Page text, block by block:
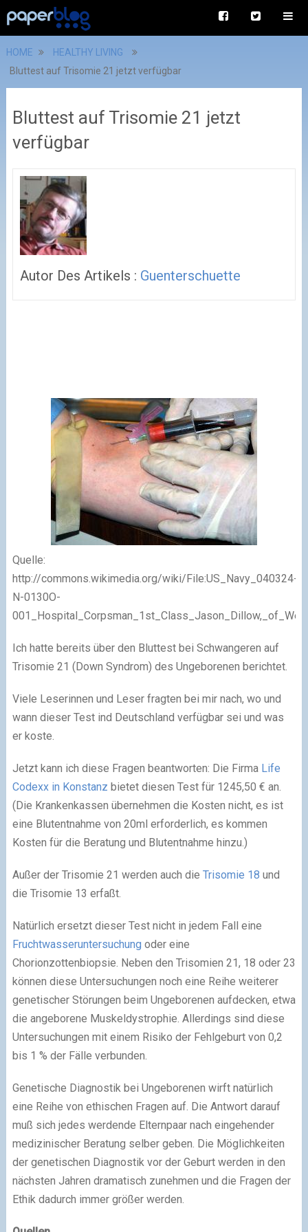
HOME
HEALTHY LIVING
Bluttest auf Trisomie 21 jetzt verfügbar
Bluttest auf Trisomie 21 jetzt
verfügbar
Autor Des Artikels : Guenterschuette
Quelle:
http://commons.wikimedia.org/wiki/File:US_Navy_040324-
N-0130O-
Ich hatte bereits über den Bluttest bei Schwangeren auf
Trisomie 21 (Down Syndrom) des Ungeborenen berichtet.
Viele Leserinnen und Leser fragten bei mir nach, wo und
wann dieser Test ind Deutschland verfügbar sei und was
er koste.
Jetzt kann ich diese Fragen beantworten: Die Firma Life
Codexx in Konstanz bietet diesen Test für 1245,50 € an.
(Die Krankenkassen übernehmen die Kosten nicht, es ist
eine Blutentnahme von 20ml erforderlich, es kommen
Kosten für die Beratung und Blutentnahme hinzu.)
Außer der Trisomie 21 werden auch die Trisomie 18 und
die Trisomie 13 erfaßt.
Natürlich ersetzt dieser Test nicht in jedem Fall eine
Fruchtwasseruntersuchung oder eine
Chorionzottenbiopsie. Neben den Trisomien 21, 18 oder 23
können diese Untersuchungen noch eine Reihe weiterer
genetischer Störungen beim Ungeborenen aufdecken, etwa
die angeborene Muskeldystrophie. Allerdings sind diese
Untersuchungen mit einem Risiko der Fehlgeburt von 0,2
bis 1 % der Fälle verbunden.
Genetische Diagnostik bei Ungeborenen wirft natürlich
eine Reihe von ethischen Fragen auf. Die Antwort darauf
muß sich jedes werdende Elternpaar nach eingehender
medizinischer Beratung selber geben. Die Möglichkeiten
der genetischen Diagnostik vor der Geburt werden in den
nächsten Jahren dramatisch zunehmen und die Fragen der
Ethik dadurch immer größer werden.